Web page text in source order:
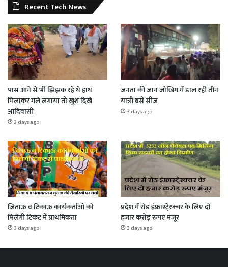
Recent Tech News
पास आने से भी झिझक रहे थे हाथ
मिलाकर गले लगाया तो खुश दिखे
आदिवासी
2 days ago
जनता की जान जोखिम में डाल रही तीन
यात्री बसें सीज
3 days ago
जिताऊ व टिकाऊ कार्यकर्ताओं को
मिलेगी टिकट में प्राथमिकता
3 days ago
प्रदेश में रोड इंफ्रास्टे्रक्चर के लिए दो
हजार करोड़ रुपए मंजूर
3 days ago